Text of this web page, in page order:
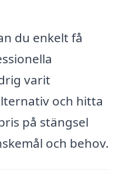
du enkelt få
varit
och hitta
på stängsel
och behov.